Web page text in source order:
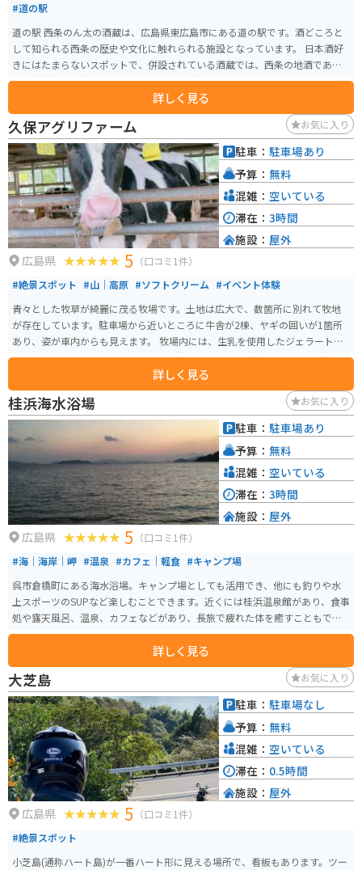
#道の駅
道の駅 西条のん太の酒蔵は、広島県東広島市にある道の駅です。酒どころと
して知られる西条の歴史や文化に触れられる施設となっています。 日本酒好
きにはたまらないスポットで、併設されている酒蔵では、西条の地酒である
「賀茂鶴」の製造工程を見学できます。試飲コーナーもあるので、お気に入
りの一品を見つけてみてください。また、地元の特産品や新鮮な野菜などを
販売する物産館もあり、お土産探しにも最適です。 バイクで訪れる場合、駐
車場も広々としているので安心です。周辺には、歴史的な建造物が多く点在
しているので、酒蔵巡りと合わせて散策するのもおすすめです。道の駅 西条
のん太の酒蔵は、西条の魅力を満喫できるスポットと言えるでしょう。
詳しく見る
久保アグリファーム お気に入り
広島県 5 （口コミ1件）
#絶景スポット #山｜高原 #ソフトクリーム #イベント体験
青々とした牧草が綺麗に茂る牧場です。土地は広大で、数箇所に別れて牧地
が存在しています。駐車場から近いところに牛舎が2棟、ヤギの囲いが1箇所
あり、姿が車内からも見えます。 牧場内には、生乳を使用したジェラートの
工房「アルトピアーノ」があります。牧地のひとつと隣接しており、景観を
眺めながらおいしい商品をいただくことができます。また、地元野菜の販
売、体験乳搾り、バターづくりなども体験できる設備があります。
詳しく見る
駐車： 駐車場あり
予算： 無料
混雑： 空いている
滞在： 3時間
施設： 屋外
桂浜海水浴場 お気に入り
広島県 5 （口コミ1件）
#海｜海岸｜岬 #温泉 #カフェ｜軽食 #キャンプ場
呉市倉橋町にある海水浴場。キャンプ場としても活用でき、他にも釣りや水
上スポーツのSUPなど楽しむことできます。近くには桂浜温泉館があり、食事
処や露天風呂、温泉、カフェなどがあり、長旅で疲れた体を癒すこともで
き、お一人様、恋人同士、家族連れなど多くの方でも楽しめるスポットです。
詳しく見る
駐車： 駐車場あり
予算： 無料
混雑： 空いている
滞在： 3時間
施設： 屋外
大芝島 お気に入り
広島県 5 （口コミ1件）
#絶景スポット
小芝島(通称ハート島)が一番ハート形に見える場所で、看板もあります。ツー
駐車： 駐車場なし
予算： 無料
混雑： 空いている
滞在： 0.5時間
施設： 屋外